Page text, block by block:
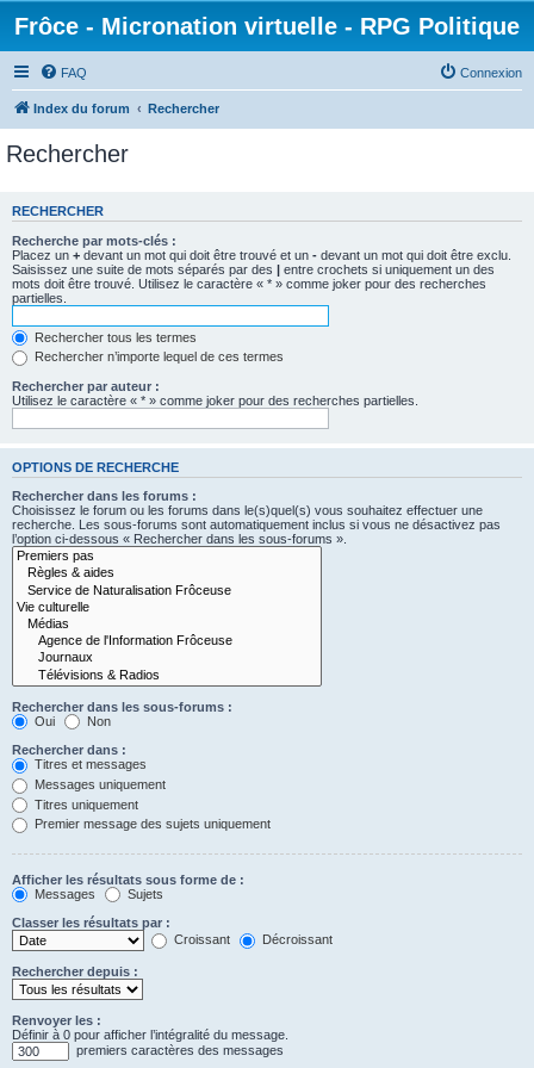
Frôce - Micronation virtuelle - RPG Politique
FAQ Connexion
Index du forum Rechercher
Rechercher
RECHERCHER
Recherche par mots-clés :
Placez un + devant un mot qui doit être trouvé et un - devant un mot qui doit être exclu.
Saisissez une suite de mots séparés par des | entre crochets si uniquement un des
mots doit être trouvé. Utilisez le caractère « * » comme joker pour des recherches
partielles.
Rechercher tous les termes
Rechercher n’importe lequel de ces termes
Rechercher par auteur :
Utilisez le caractère « * » comme joker pour des recherches partielles.
OPTIONS DE RECHERCHE
Rechercher dans les forums :
Choisissez le forum ou les forums dans le(s)quel(s) vous souhaitez effectuer une
recherche. Les sous-forums sont automatiquement inclus si vous ne désactivez pas
l’option ci-dessous « Rechercher dans les sous-forums ».
Rechercher dans les sous-forums :
Oui
Non
Rechercher dans :
Titres et messages
Messages uniquement
Titres uniquement
Premier message des sujets uniquement
Afficher les résultats sous forme de :
Messages
Sujets
Classer les résultats par :
Croissant
Décroissant
Rechercher depuis :
Renvoyer les :
Définir à 0 pour afficher l’intégralité du message.
premiers caractères des messages